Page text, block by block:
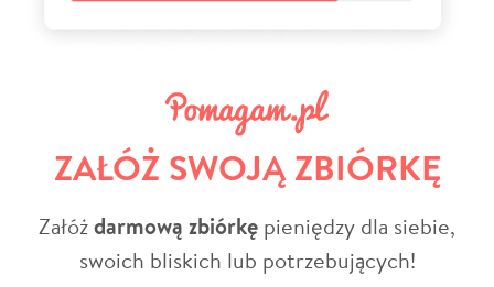
ZAŁÓŻ SWOJĄ ZBIÓRKĘ
Załóżdarmową zbiórkę pieniędzy dla siebie,
swoich bliskich lub potrzebujących!